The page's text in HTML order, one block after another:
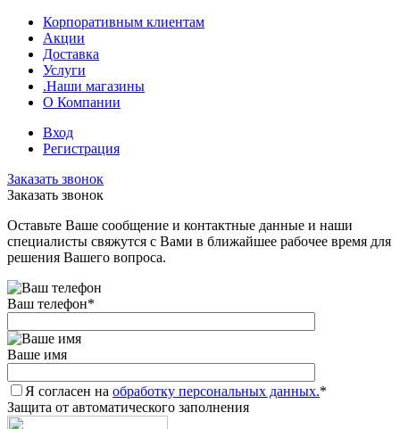
Корпоративным клиентам
Акции
Доставка
Услуги
.Наши магазины
О Компании
Вход
Регистрация
Заказать звонок
Заказать звонок
Оставьте Ваше сообщение и контактные данные и наши
специалисты свяжутся с Вами в ближайшее рабочее время для
решения Вашего вопроса.
Ваш телефон*
Ваше имя
Я согласен на обработку персональных данных.*
Защита от автоматического заполнения